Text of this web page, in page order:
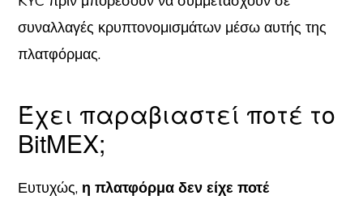
συναλλαγές κρυπτονομισμάτων μέσω αυτής της
πλατφόρμας.
Έχει παραβιαστεί ποτέ το
BitMEX;
Ευτυχώς, η πλατφόρμα δεν είχε ποτέ